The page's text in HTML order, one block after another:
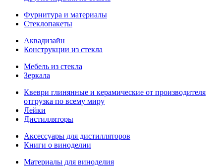
Фурнитура и материалы
Стеклопакеты
Аквадизайн
Конструкции из стекла
Мебель из стекла
Зеркала
Квеври глинянные и керамические от производителя
отгрузка по всему миру
Лейки
Дистилляторы
Аксессуары для дистилляторов
Книги о виноделии
Материалы для виноделия